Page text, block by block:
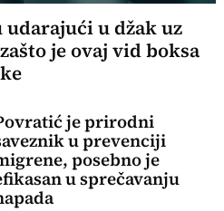
u džak uz
je ovaj vid boksa
je prirodni
u prevenciji
posebno je
u sprečavanju